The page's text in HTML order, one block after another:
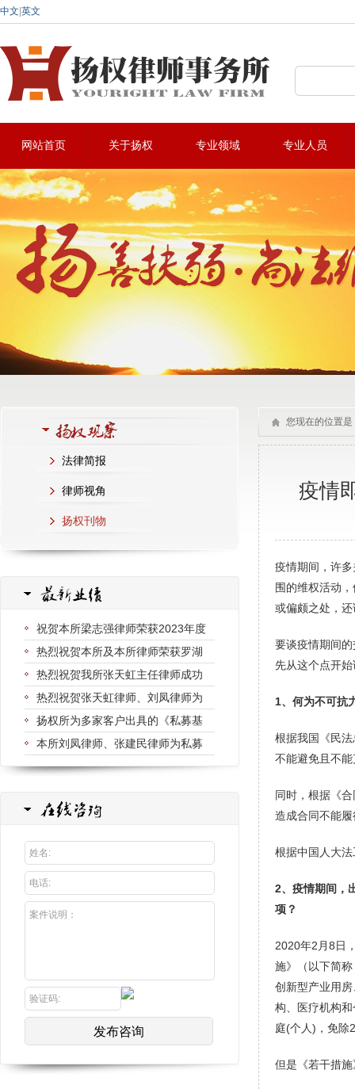
中文 英文
深圳法律咨询热线:0755-22912883
网站首页 关于扬权 专业领域 专业人员
法律简报
律师视角
扬权刊物
祝贺本所梁志强律师荣获2023年度
热烈祝贺本所及本所律师荣获罗湖
热烈祝贺我所张天虹主任律师成功
热烈祝贺张天虹律师、刘凤律师为
扬权所为多家客户出具的《私募基
本所刘凤律师、张建民律师为私募
您现在的位置是
疫情
疫情期间，许
围的维权活动
或偏颇之处，
要谈疫情期间
先从这个点开始
1、何为不可抗
根据我国《民
不能避免且不
同时，根据《
造成合同不能
根据中国人大
2、疫情期间，
项？
2020年2月8日
施》（以下简
创新型产业用
构、医疗机构
庭(个人)，免除
但是《若干措